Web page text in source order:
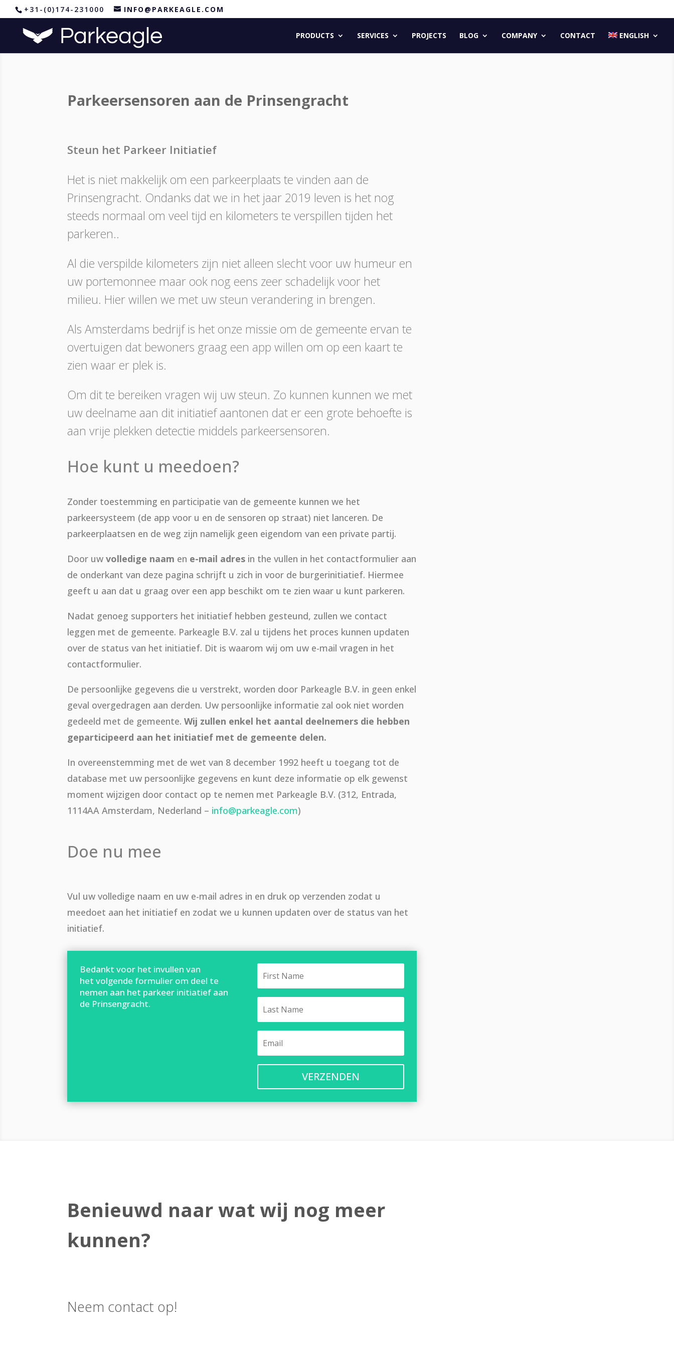
+31-(0)174-231000 INFO@PARKEAGLE.COM
PRODUCTS SERVICES PROJECTS BLOG COMPANY CONTACT ENGLISH
Parkeersensoren aan de Prinsengracht
Steun het Parkeer Initiatief
Het is niet makkelijk om een parkeerplaats te vinden aan de
Prinsengracht. Ondanks dat we in het jaar 2019 leven is het nog
steeds normaal om veel tijd en kilometers te verspillen tijden het
parkeren..
Al die verspilde kilometers zijn niet alleen slecht voor uw humeur en
uw portemonnee maar ook nog eens zeer schadelijk voor het
milieu. Hier willen we met uw steun verandering in brengen.
Als Amsterdams bedrijf is het onze missie om de gemeente ervan te
overtuigen dat bewoners graag een app willen om op een kaart te
zien waar er plek is.
Om dit te bereiken vragen wij uw steun. Zo kunnen kunnen we met
uw deelname aan dit initiatief aantonen dat er een grote behoefte is
aan vrije plekken detectie middels parkeersensoren.
Hoe kunt u meedoen?
Zonder toestemming en participatie van de gemeente kunnen we het
parkeersysteem (de app voor u en de sensoren op straat) niet lanceren. De
parkeerplaatsen en de weg zijn namelijk geen eigendom van een private partij.
Door uwvolledige naam en e-mail adres in the vullen in het contactformulier aan
de onderkant van deze pagina schrijft u zich in voor de burgerinitiatief. Hiermee
geeft u aan dat u graag over een app beschikt om te zien waar u kunt parkeren.
Nadat genoeg supporters het initiatief hebben gesteund, zullen we contact
leggen met de gemeente. Parkeagle B.V. zal u tijdens het proces kunnen updaten
over de status van het initiatief. Dit is waarom wij om uw e-mail vragen in het
contactformulier.
De persoonlijke gegevens die u verstrekt, worden door Parkeagle B.V. in geen enkel
geval overgedragen aan derden. Uw persoonlijke informatie zal ook niet worden
gedeeld met de gemeente.Wij zullen enkel het aantal deelnemers die hebben
geparticipeerd aan het initiatief met de gemeente delen.
In overeenstemming met de wet van 8 december 1992 heeft u toegang tot de
database met uw persoonlijke gegevens en kunt deze informatie op elk gewenst
moment wijzigen door contact op te nemen met Parkeagle B.V. (312, Entrada,
1114AA Amsterdam, Nederland – info@parkeagle.com)
Doe nu mee
Vul uw volledige naam en uw e-mail adres in en druk op verzenden zodat u
meedoet aan het initiatief en zodat we u kunnen updaten over de status van het
initiatief.
Bedankt voor het invullen van
het volgende formulier om deel te
nemen aan het parkeer initiatief aan
de Prinsengracht.
VERZENDEN
Benieuwd naar wat wij nog meer
kunnen?
Neem contact op!